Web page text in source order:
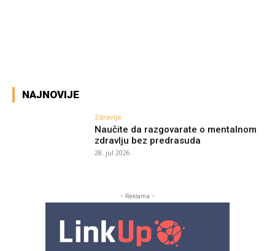
NAJNOVIJE
Zdravlje
Naučite da razgovarate o mentalnom
zdravlju bez predrasuda
28. jul 2026.
- Reklama -